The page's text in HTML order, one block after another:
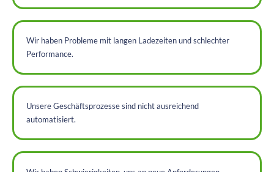
Wir haben Probleme mit langen Ladezeiten und schlechter
Performance.
Unsere Geschäftsprozesse sind nicht ausreichend
automatisiert.